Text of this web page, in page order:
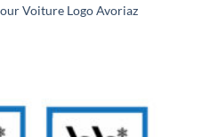
Voiture Logo Avoriaz